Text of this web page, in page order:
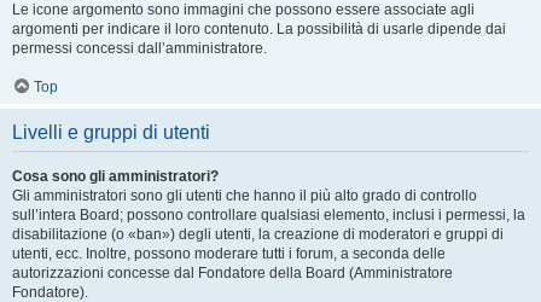
Le icone argomento sono immagini che possono essere associate agli
argomenti per indicare il loro contenuto. La possibilità di usarle dipende dai
permessi concessi dall’amministratore.
Top
Livelli e gruppi di utenti
Cosa sono gli amministratori?
Gli amministratori sono gli utenti che hanno il più alto grado di controllo
sull’intera Board; possono controllare qualsiasi elemento, inclusi i permessi, la
disabilitazione (o «ban») degli utenti, la creazione di moderatori e gruppi di
utenti, ecc. Inoltre, possono moderare tutti i forum, a seconda delle
autorizzazioni concesse dal Fondatore della Board (Amministratore
Fondatore).